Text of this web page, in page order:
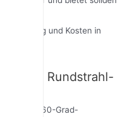
Leistung und Kosten in
Rundstrahl-
360-Grad-